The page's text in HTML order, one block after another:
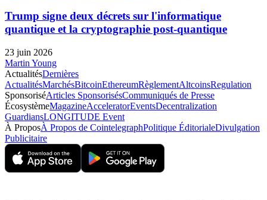
Trump signe deux décrets sur l'informatique
quantique et la cryptographie post-quantique
23 juin 2026
Martin Young
ActualitésDernières
ActualitésMarchésBitcoinEthereumRèglementAltcoinsRegulation
SponsoriséArticles SponsorisésCommuniqués de Presse
ÉcosystèmeMagazineAcceleratorEventsDecentralization
GuardiansLONGITUDE Event
À ProposÀ Propos de CointelegraphPolitique ÉditorialeDivulgation
Publicitaire